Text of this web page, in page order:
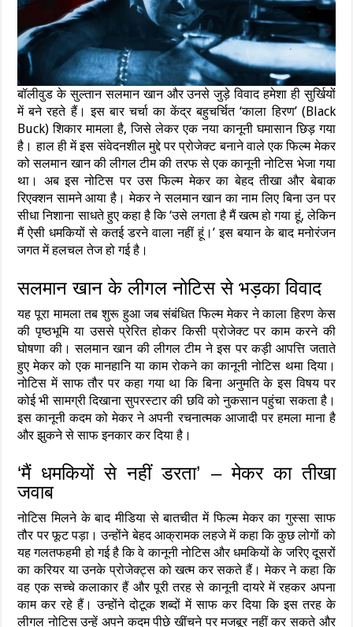
बॉलीवुड के सुल्तान सलमान खान और उनसे जुड़े विवाद हमेशा ही सुर्खियों
में बने रहते हैं। इस बार चर्चा का केंद्र बहुचर्चित ‘काला हिरण’ (Black
Buck) शिकार मामला है, जिसे लेकर एक नया कानूनी घमासान छिड़ गया
है। हाल ही में इस संवेदनशील मुद्दे पर प्रोजेक्ट बनाने वाले एक फिल्म मेकर
को सलमान खान की लीगल टीम की तरफ से एक कानूनी नोटिस भेजा गया
था। अब इस नोटिस पर उस फिल्म मेकर का बेहद तीखा और बेबाक
रिएक्शन सामने आया है। मेकर ने सलमान खान का नाम लिए बिना उन पर
सीधा निशाना साधते हुए कहा है कि ‘उसे लगता है मैं खत्म हो गया हूं, लेकिन
मैं ऐसी धमकियों से कतई डरने वाला नहीं हूं।’ इस बयान के बाद मनोरंजन
जगत में हलचल तेज हो गई है।
सलमान खान के लीगल नोटिस से भड़का विवाद
यह पूरा मामला तब शुरू हुआ जब संबंधित फिल्म मेकर ने काला हिरण केस
की पृष्ठभूमि या उससे प्रेरित होकर किसी प्रोजेक्ट पर काम करने की
घोषणा की। सलमान खान की लीगल टीम ने इस पर कड़ी आपत्ति जताते
हुए मेकर को एक मानहानि या काम रोकने का कानूनी नोटिस थमा दिया।
नोटिस में साफ तौर पर कहा गया था कि बिना अनुमति के इस विषय पर
कोई भी सामग्री दिखाना सुपरस्टार की छवि को नुकसान पहुंचा सकता है।
इस कानूनी कदम को मेकर ने अपनी रचनात्मक आजादी पर हमला माना है
और झुकने से साफ इनकार कर दिया है।
‘मैं धमकियों से नहीं डरता’ – मेकर का तीखा
जवाब
नोटिस मिलने के बाद मीडिया से बातचीत में फिल्म मेकर का गुस्सा साफ
तौर पर फूट पड़ा। उन्होंने बेहद आक्रामक लहजे में कहा कि कुछ लोगों को
यह गलतफहमी हो गई है कि वे कानूनी नोटिस और धमकियों के जरिए दूसरों
का करियर या उनके प्रोजेक्ट्स को खत्म कर सकते हैं। मेकर ने कहा कि
वह एक सच्चे कलाकार हैं और पूरी तरह से कानूनी दायरे में रहकर अपना
काम कर रहे हैं। उन्होंने दोटूक शब्दों में साफ कर दिया कि इस तरह के
लीगल नोटिस उन्हें अपने कदम पीछे खींचने पर मजबूर नहीं कर सकते और